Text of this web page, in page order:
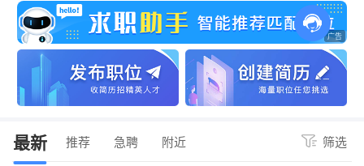
最新 推荐 急聘 附近 筛选